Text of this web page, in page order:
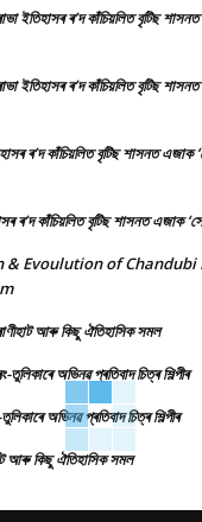
ইতিহাসৰ ৰ’দ কাঁচিয়লিত বৃটিছ
ইতিহাসৰ ৰ’দ কাঁচিয়লিত বৃটিছ
ৰ’দ কাঁচিয়লিত বৃটিছ শাসনত এজাক
ৰ’দ কাঁচিয়লিত বৃটিছ শাসনত এজাক
& Evoulution of Chandubi
আৰু কিছু ঐতিহাসিক সমল
তুলিকাৰে অভিনৱ প্ৰতিবাদ চিত্ৰ শিল্পীৰ
অভিনৱ প্ৰতিবাদ চিত্ৰ শিল্পীৰ
আৰু কিছু ঐতিহাসিক সমল